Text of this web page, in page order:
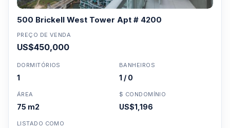
500 Brickell West Tower Apt # 4200
PREÇO DE VENDA
US$450,000
DORMITÓRIOS
1
BANHEIROS
1 / 0
ÁREA
75 m2
$ CONDOMÍNIO
US$1,196
LISTADO COMO